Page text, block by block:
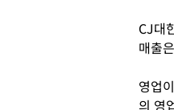
CJ대
매출
영업
의 영